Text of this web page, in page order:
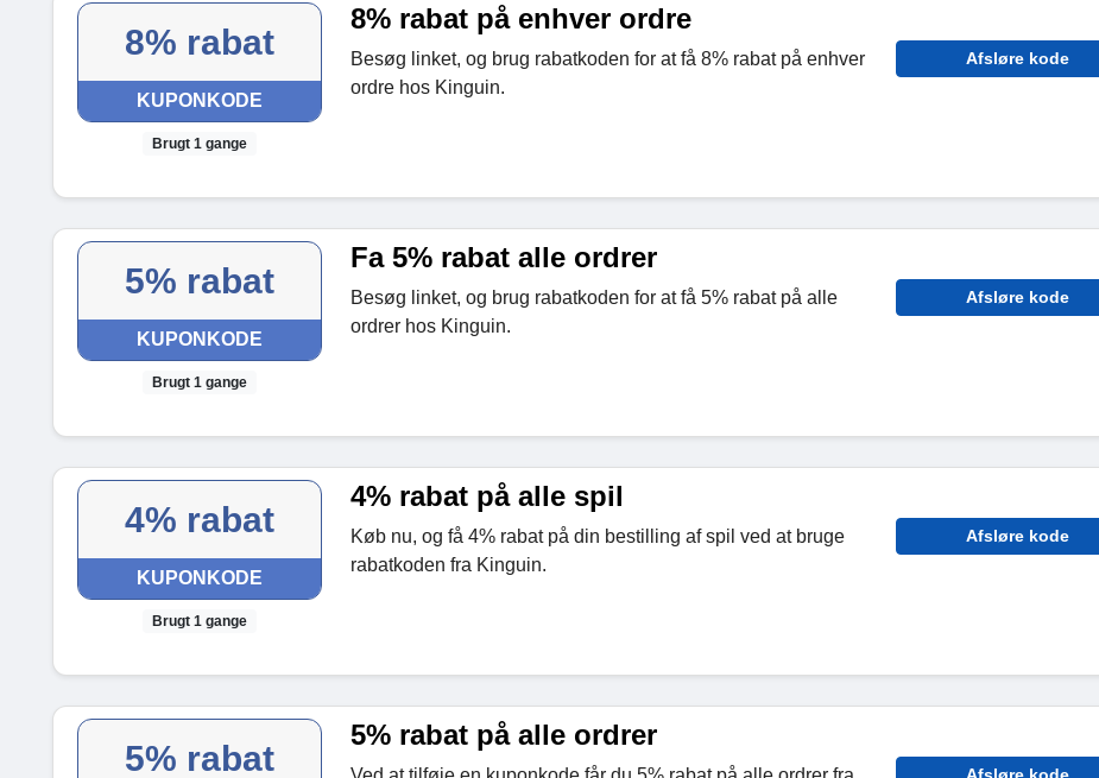
8% rabat
KUPONKODE
Brugt 1 gange
8% rabat på enhver ordre
Besøg linket, og brug rabatkoden for at få 8% rabat på enhver
ordre hos Kinguin.
Afsløre kode
5% rabat
KUPONKODE
Brugt 1 gange
Fa 5% rabat alle ordrer
Besøg linket, og brug rabatkoden for at få 5% rabat på alle
ordrer hos Kinguin.
Afsløre kode
4% rabat
KUPONKODE
Brugt 1 gange
4% rabat på alle spil
Køb nu, og få 4% rabat på din bestilling af spil ved at bruge
rabatkoden fra Kinguin.
Afsløre kode
5% rabat
5% rabat på alle ordrer